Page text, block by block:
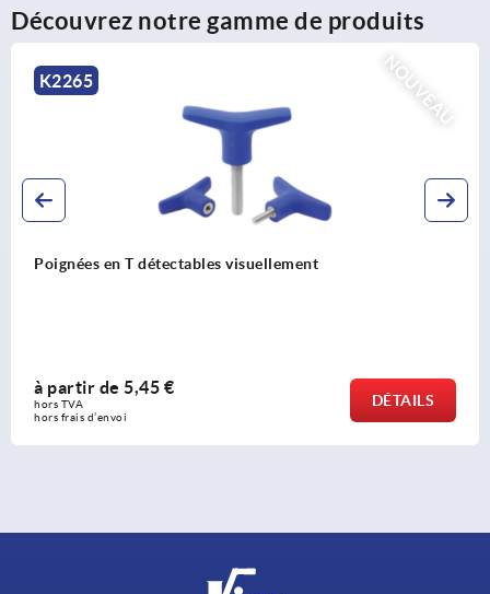
Découvrez notre gamme de produits
Poignées en T en thermoplastique
à partir de
hors frais d’envoi
DÉTAILS